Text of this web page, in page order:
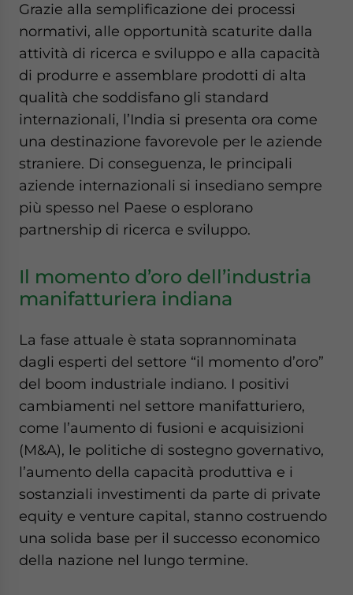
Grazie alla semplificazione dei processi
normativi, alle opportunità scaturite dalla
attività di ricerca e sviluppo e alla capacità
di produrre e assemblare prodotti di alta
qualità che soddisfano gli standard
internazionali, l’India si presenta ora come
una destinazione favorevole per le aziende
straniere. Di conseguenza, le principali
aziende internazionali si insediano sempre
più spesso nel Paese o esplorano
partnership di ricerca e sviluppo.
Il momento d’oro dell’industria
manifatturiera indiana
La fase attuale è stata soprannominata
dagli esperti del settore “il momento d’oro”
del boom industriale indiano. I positivi
cambiamenti nel settore manifatturiero,
come l’aumento di fusioni e acquisizioni
(M&A), le politiche di sostegno governativo,
l’aumento della capacità produttiva e i
sostanziali investimenti da parte di private
equity e venture capital, stanno costruendo
una solida base per il successo economico
della nazione nel lungo termine.